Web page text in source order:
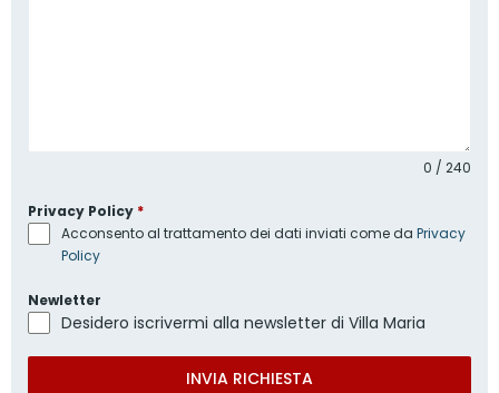
0 / 240
Privacy Policy *
Acconsento al trattamento dei dati inviati come da Privacy
Policy
Newletter
Desidero iscrivermi alla newsletter di Villa Maria
INVIA RICHIESTA